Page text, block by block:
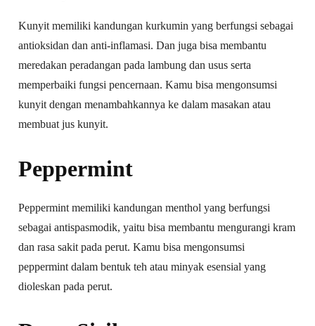
Kunyit memiliki kandungan kurkumin yang berfungsi sebagai
antioksidan dan anti-inflamasi. Dan juga bisa membantu
meredakan peradangan pada lambung dan usus serta
memperbaiki fungsi pencernaan. Kamu bisa mengonsumsi
kunyit dengan menambahkannya ke dalam masakan atau
membuat jus kunyit.
Peppermint
Peppermint memiliki kandungan menthol yang berfungsi
sebagai antispasmodik, yaitu bisa membantu mengurangi kram
dan rasa sakit pada perut. Kamu bisa mengonsumsi
peppermint dalam bentuk teh atau minyak esensial yang
dioleskan pada perut.